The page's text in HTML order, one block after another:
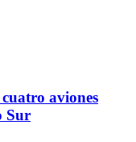
aviones
Sur